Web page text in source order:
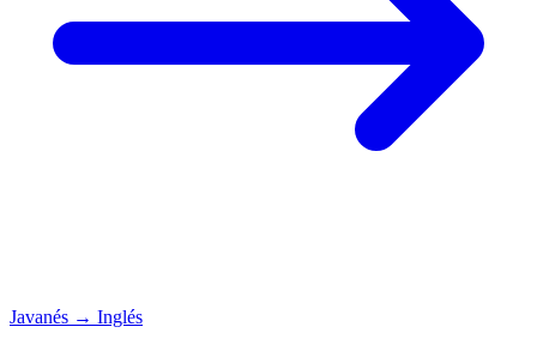
Javanés → Inglés